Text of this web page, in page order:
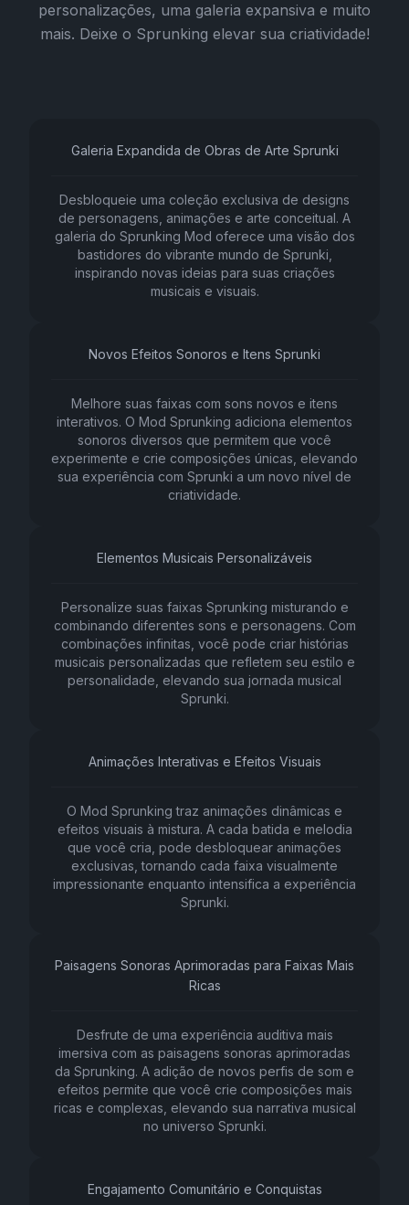
personalizações, uma galeria expansiva e muito
mais. Deixe o Sprunking elevar sua criatividade!
Galeria Expandida de Obras de Arte Sprunki
Desbloqueie uma coleção exclusiva de designs
de personagens, animações e arte conceitual. A
galeria do Sprunking Mod oferece uma visão dos
bastidores do vibrante mundo de Sprunki,
inspirando novas ideias para suas criações
musicais e visuais.
Novos Efeitos Sonoros e Itens Sprunki
Melhore suas faixas com sons novos e itens
interativos. O Mod Sprunking adiciona elementos
sonoros diversos que permitem que você
experimente e crie composições únicas, elevando
sua experiência com Sprunki a um novo nível de
criatividade.
Elementos Musicais Personalizáveis
Personalize suas faixas Sprunking misturando e
combinando diferentes sons e personagens. Com
combinações infinitas, você pode criar histórias
musicais personalizadas que refletem seu estilo e
personalidade, elevando sua jornada musical
Sprunki.
Animações Interativas e Efeitos Visuais
O Mod Sprunking traz animações dinâmicas e
efeitos visuais à mistura. A cada batida e melodia
que você cria, pode desbloquear animações
exclusivas, tornando cada faixa visualmente
impressionante enquanto intensifica a experiência
Sprunki.
Paisagens Sonoras Aprimoradas para Faixas Mais
Ricas
Desfrute de uma experiência auditiva mais
imersiva com as paisagens sonoras aprimoradas
da Sprunking. A adição de novos perfis de som e
efeitos permite que você crie composições mais
ricas e complexas, elevando sua narrativa musical
no universo Sprunki.
Engajamento Comunitário e Conquistas